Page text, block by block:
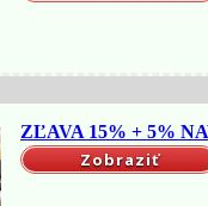
ZĽAVA 15% + 5%
Zobraziť